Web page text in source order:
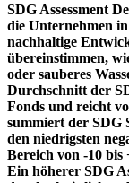
SDG Assessment
die Unternehmen
nachhaltige
übereinstimmen,
oder sauberes
Durchschnitt der
Fonds und reicht
summiert der SDG
den niedrigsten
Bereich von -10 bis
Ein höherer SDG